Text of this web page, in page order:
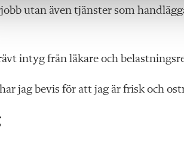
utan även tjänster som
intyg från läkare och
jag bevis för att jag är frisk och